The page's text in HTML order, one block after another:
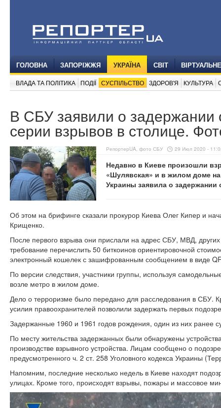
ГОЛОВНА ЗАПОРІЖЖЯ УКРАЇНА СВІТ
ВЛАДА ТА ПОЛІТИКА ПОДІЇ СУСПІЛЬСТВО ЗДОРОВ'Я КУЛЬТУРА
В СБУ заявили о задержании
серии взрывов в столице.
РепортерUA, фото СБУ 29 Июл 2020 -
Недавно в Киеве произошли
«Шулявская» и в жилом доме
Украины заявила о задержании
Об этом на брифинге сказали прокурор Киева Олег Кипер и
Крищенко.
После первого взрыва они прислали на адрес СБУ, МВД,
требование перечислить 50 биткоинов ориентировочной
электронный кошелек с зашифрованным сообщением в виде
По версии следствия, участники группы, используя
возле метро в жилом доме.
Дело о терроризме было передано для расследования в СБУ.
усилия правоохранителей позволили задержать первых
Задержанные 1960 и 1961 годов рождения, один из них ранее
По месту жительства задержанных были обнаружены
производстве взрывного устройства. Лицам сообщено о
предусмотренного ч. 2 ст. 258 Уголовного кодекса Украины
Напомним, последние несколько недель в Киеве находят
улицах. Кроме того, происходят взрывы, пожары и массовое